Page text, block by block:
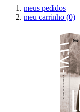
meus pedidos
meu carrinho (0)